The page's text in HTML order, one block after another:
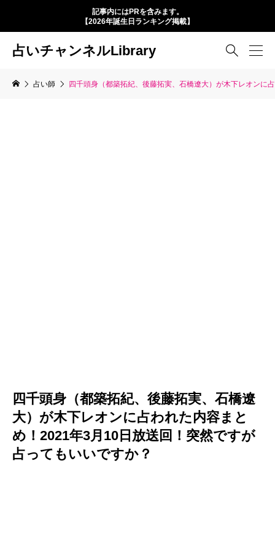
記事内にはPRを含みます。
【2026年誕生日ランキング掲載】
占いチャンネルLibrary 
占い師 四千頭身（都築拓紀、後藤拓実、石橋遼大）が木下レオンに
四千頭身（都築拓紀、後藤拓実、石橋遼
大）が木下レオンに占われた内容まと
め！2021年3月10日放送回！突然ですが
占ってもいいですか？